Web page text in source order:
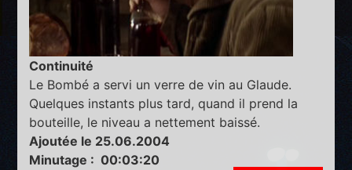
Continuité
Le Bombé a servi un verre de vin au Glaude.
Quelques instants plus tard, quand il prend la
bouteille, le niveau a nettement baissé.
Ajoutée le 25.06.2004
Minutage : 00:03:20